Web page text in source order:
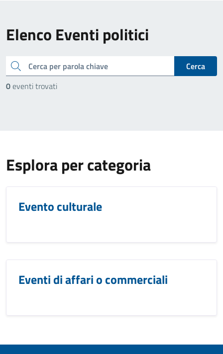
Elenco Eventi politici
cerca
Cerca
0eventi trovati
Esplora per categoria
Evento culturale
Eventi di affari o commerciali